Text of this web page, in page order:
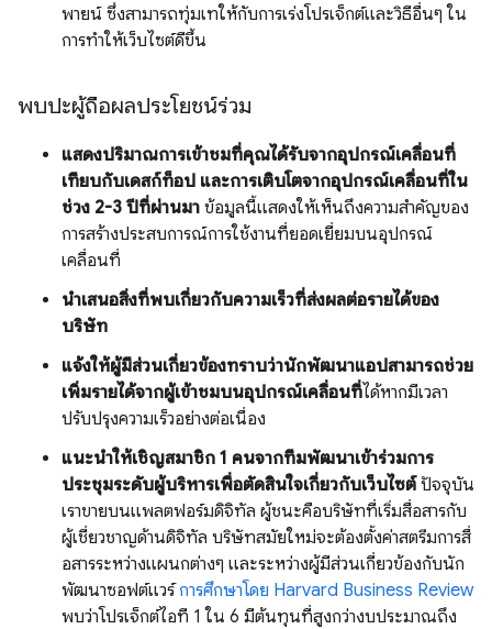
พายน์ ซึ่งสามารถทุ่มเทให้กับการเร่งโปรเจ็กต์และวิธีอื่นๆ ใน
การทําให้เว็บไซต์ดีขึ้น
พบปะผู้ถือผลประโยชน์ร่วม
แสดงปริมาณการเข้าชมที่คุณได้รับจากอุปกรณ์เคลื่อนที่
เทียบกับเดสก์ท็อป และการเติบโตจากอุปกรณ์เคลื่อนที่ใน
ช่วง 2-3 ปีที่ผ่านมา ข้อมูลนี้แสดงให้เห็นถึงความสำคัญของ
การสร้างประสบการณ์การใช้งานที่ยอดเยี่ยมบนอุปกรณ์
เคลื่อนที่
นำเสนอสิ่งที่พบเกี่ยวกับความเร็วที่ส่งผลต่อรายได้ของ
บริษัท
แจ้งให้ผู้มีส่วนเกี่ยวข้องทราบว่านักพัฒนาแอปสามารถช่วย
เพิ่มรายได้จากผู้เข้าชมบนอุปกรณ์เคลื่อนที่ได้หากมีเวลา
ปรับปรุงความเร็วอย่างต่อเนื่อง
แนะนำให้เชิญสมาชิก 1 คนจากทีมพัฒนาเข้าร่วมการ
ประชุมระดับผู้บริหารเพื่อตัดสินใจเกี่ยวกับเว็บไซต์ปัจจุบัน
เราขายบนแพลตฟอร์มดิจิทัล ผู้ชนะคือบริษัทที่เริ่มสื่อสารกับ
ผู้เชี่ยวชาญด้านดิจิทัล บริษัทสมัยใหม่จะต้องตั้งค่าสตรีมการสื่
อสารระหว่างแผนกต่างๆ และระหว่างผู้มีส่วนเกี่ยวข้องกับนัก
พัฒนาซอฟต์แวร์การศึกษาโดย Harvard Business Review
พบว่าโปรเจ็กต์ไอที 1 ใน 6 มีต้นทุนที่สูงกว่างบประมาณถึง